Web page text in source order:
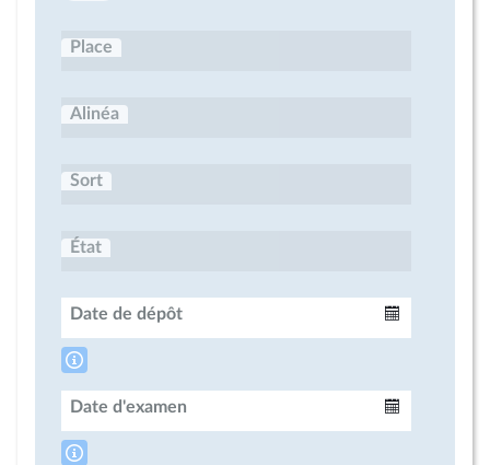
Place
Alinéa
Sort
État
Date de dépôt
Date d'examen